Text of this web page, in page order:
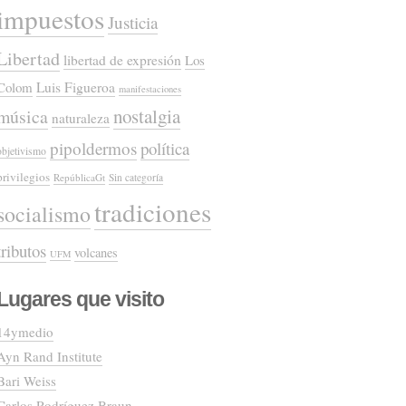
Justicia
libertad de expresión Los
Luis Figueroa manifestaciones
naturaleza nostalgia
pipoldermospolítica
RepúblicaGt Sin categoría
tradiciones
UFM volcanes
que visito
Rand Institute
Weiss